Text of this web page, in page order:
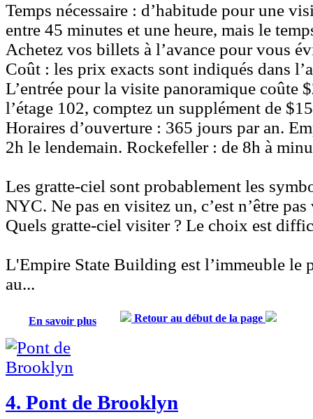
Temps nécessaire : d’habitude pour une
entre 45 minutes et une heure, mais le
Achetez vos billets à l’avance pour vous
Coût : les prix exacts sont indiqués dans
L’entrée pour la visite panoramique coûte
l’étage 102, comptez un supplément de
Horaires d’ouverture : 365 jours par an.
2h le lendemain. Rockefeller : de 8h à
Les gratte-ciel sont probablement les
NYC. Ne pas en visitez un, c’est n’être
Quels gratte-ciel visiter ? Le choix est
L'Empire State Building est l’immeuble le
au...
En savoir plus Retour au début de la page
4. Pont de Brooklyn